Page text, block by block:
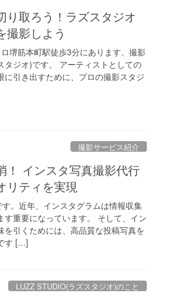
り取ろう！ラズスタジオ
撮影しよう
堺筋本町駅徒歩3分にあります、撮影
タジオ)です。 アーティストとしての
に引き出すために、プロの撮影スタジ
撮影サービス紹介
！ インスタ写真撮影代行
リティを実現
。近年、インスタグラムは情報収集
重要になっています。 そして、イン
を引くためには、高品質な投稿写真を
す […]
LUZZ STUDIO(ラズスタジオ)のこと